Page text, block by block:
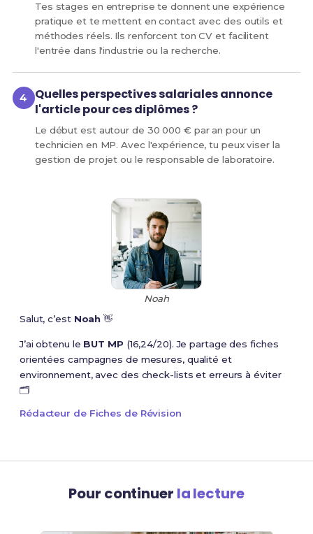
Tes stages en entreprise te donnent une expérience
pratique et te mettent en contact avec des outils et
méthodes réels. Ils renforcent ton CV et facilitent
l'entrée dans l'industrie ou la recherche.
Quelles perspectives salariales annonce
l'article pour ces diplômes ?
Le début est autour de 30 000 € par an pour un
technicien en MP. Avec l'expérience, tu peux viser la
gestion de projet ou le responsable de laboratoire.
Noah
Salut, c’est Noah 👋
J’ai obtenu le BUT MP (16,24/20). Je partage des fiches
orientées campagnes de mesures, qualité et
environnement, avec des check-lists et erreurs à éviter
🗂️
Rédacteur de Fiches de Révision
Pour continuer la lecture